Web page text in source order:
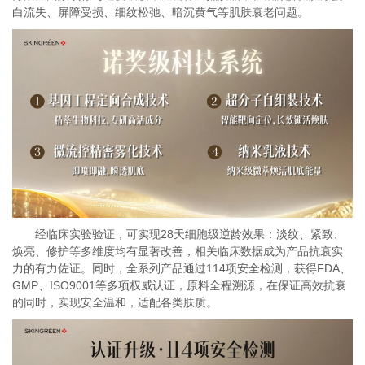
白流失、屏障受损、细纹松弛、暗沉黄气等肌肤衰老问题。
经临床实验验证，可实现28天细胞级逆龄效果：淡纹、紧致、
焕亮、修护等多维度均有显著改善，相关临床数据成为产品抗衰实
力的有力佐证。同时，全系列产品通过114项安全检测，获得FDA、
GMP、ISO9001等多项权威认证，原料全程溯源，在保证高效抗衰
的同时，实现安全温和，适配各类肤质。